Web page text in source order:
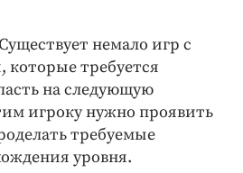
немало игр с
которые требуется
на следующую
игроку нужно проявить
требуемые
уровня.